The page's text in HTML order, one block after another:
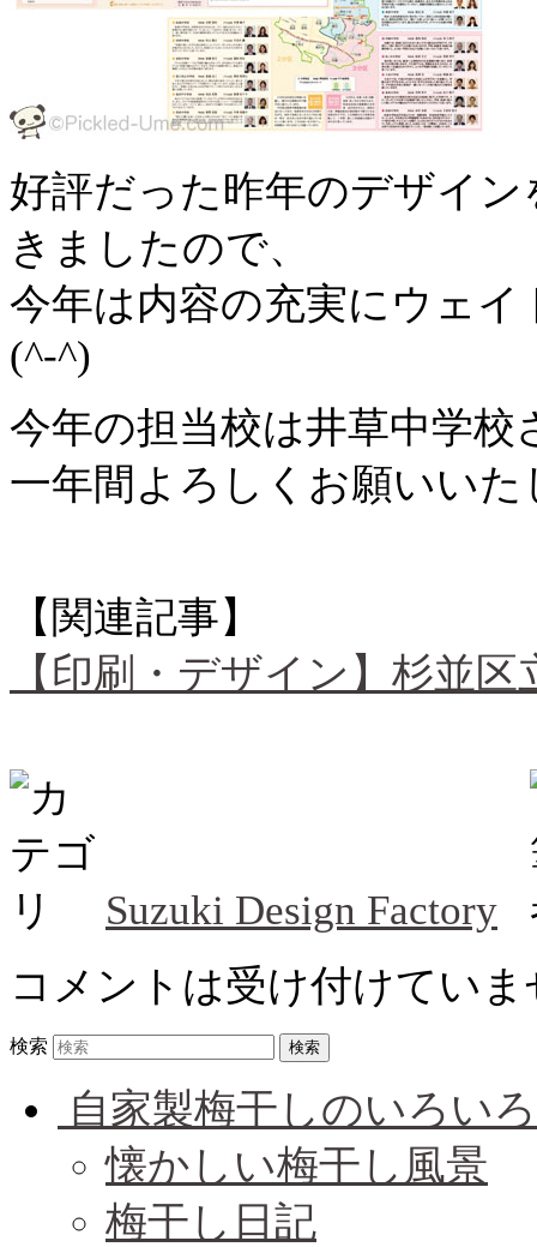
好評だった昨年のデザイ
きましたので、
今年は内容の充実にウェ
(^-^)
今年の担当校は井草中学校
一年間よろしくお願いいた
【関連記事】
【印刷・デザイン】杉並
Suzuki Design Factory
コメントは受け付けてい
検索
自家製梅干しのいろいろ
懐かしい梅干し風景
梅干し日記